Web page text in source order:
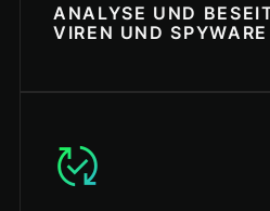
ANALYSE UND
VIREN UND SPYWARE
published_with_changes